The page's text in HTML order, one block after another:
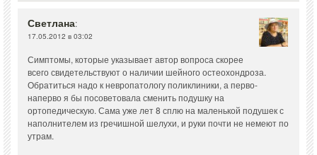
Светлана:
17.05.2012 в 03:02
Симптомы, которые указывает автор вопроса скорее
всего свидетельствуют о наличии шейного остеохондроза.
Обратиться надо к невропатологу поликлиники, а перво-
наперво я бы посоветовала сменить подушку на
ортопедическую. Сама уже лет 8 сплю на маленькой подушек с
наполнителем из гречишной шелухи, и руки почти не немеют по
утрам.